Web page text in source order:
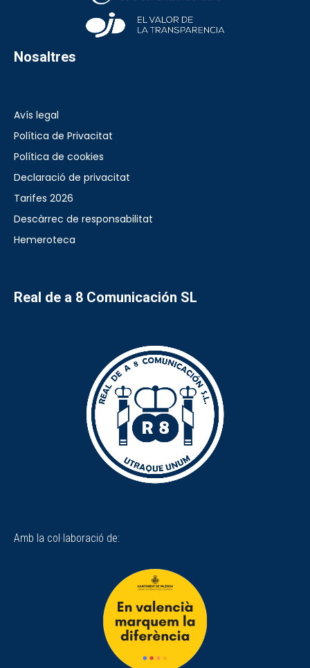
Nosaltres
Avís legal
Política de Privacitat
Política de cookies
Declaració de privacitat
Tarifes 2026
Descàrrec de responsabilitat
Hemeroteca
Real de a 8 Comunicación SL
Amb la col·laboració de: